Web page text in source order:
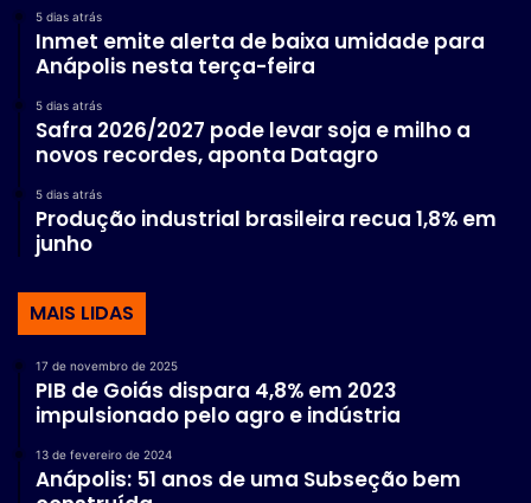
5 dias atrás
Inmet emite alerta de baixa umidade para
Anápolis nesta terça-feira
5 dias atrás
Safra 2026/2027 pode levar soja e milho a
novos recordes, aponta Datagro
5 dias atrás
Produção industrial brasileira recua 1,8% em
junho
MAIS LIDAS
17 de novembro de 2025
PIB de Goiás dispara 4,8% em 2023
impulsionado pelo agro e indústria
13 de fevereiro de 2024
Anápolis: 51 anos de uma Subseção bem